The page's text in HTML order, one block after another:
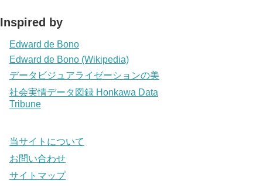
Inspired by
Edward de Bono
Edward de Bono (Wikipedia)
データビジュアライゼーションの美
社会実情データ図録 Honkawa Data
Tribune
当サイトについて
お問い合わせ
サイトマップ